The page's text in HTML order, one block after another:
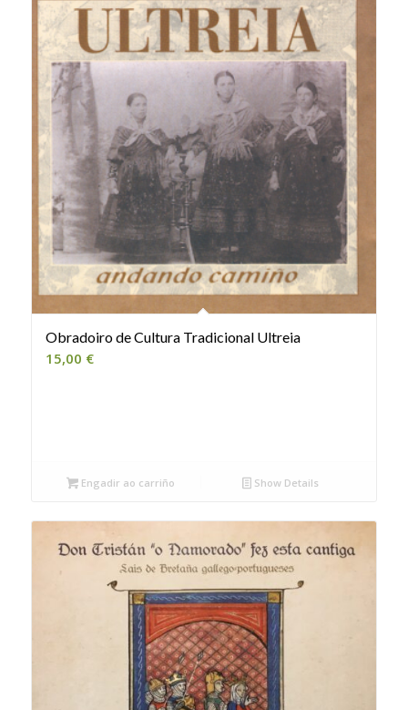
Obradoiro de Cultura Tradicional Ultreia
15,00 €
Engadir ao carriño Show Details